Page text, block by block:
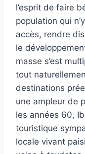
l’esprit de faire
population qui
accès, rendre
le
masse s’est
tout
destinations
une ampleur de
les années 60,
touristique
locale vivant